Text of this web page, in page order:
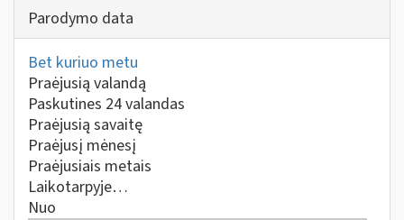
Parodymo data
Bet kuriuo metu
Praėjusią valandą
Paskutines 24 valandas
Praėjusią savaitę
Praėjusį mėnesį
Praėjusiais metais
Laikotarpyje…
Nuo